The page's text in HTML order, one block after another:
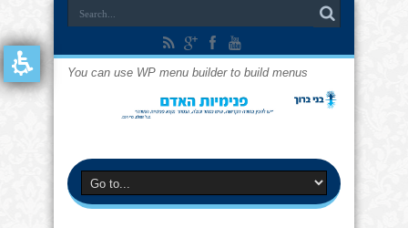
You can use WP menu builder to build menus